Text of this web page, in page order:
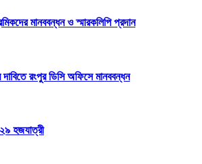
মানববন্ধন ও স্মারকলিপি প্রদান
দাবিতে রংপুর ডিসি অফিসে মানববন্ধন
হজযাত্রী